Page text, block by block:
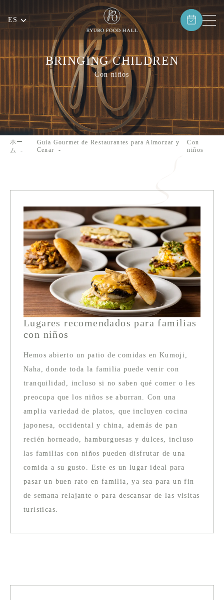
ES
BRINGING CHILDREN
Con niños
ホー
ム
Guía Gourmet de Restaurantes para Almorzar y
Cenar
Con
niños
Lugares recomendados para familias
con niños
Hemos abierto un patio de comidas en Kumoji,
Naha, donde toda la familia puede venir con
tranquilidad, incluso si no saben qué comer o les
preocupa que los niños se aburran. Con una
amplia variedad de platos, que incluyen cocina
japonesa, occidental y china, además de pan
recién horneado, hamburguesas y dulces, incluso
las familias con niños pueden disfrutar de una
comida a su gusto. Este es un lugar ideal para
pasar un buen rato en familia, ya sea para un fin
de semana relajante o para descansar de las visitas
turísticas.